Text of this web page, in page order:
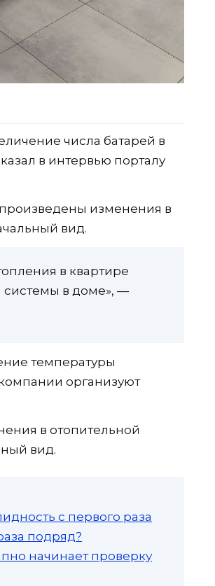
числа батарей в
в интервью порталу
изменения в
вид.
в квартире
системы в доме», —
температуры
организуют
в отопительной
вид.
с первого раза
подряд?
начинает проверку